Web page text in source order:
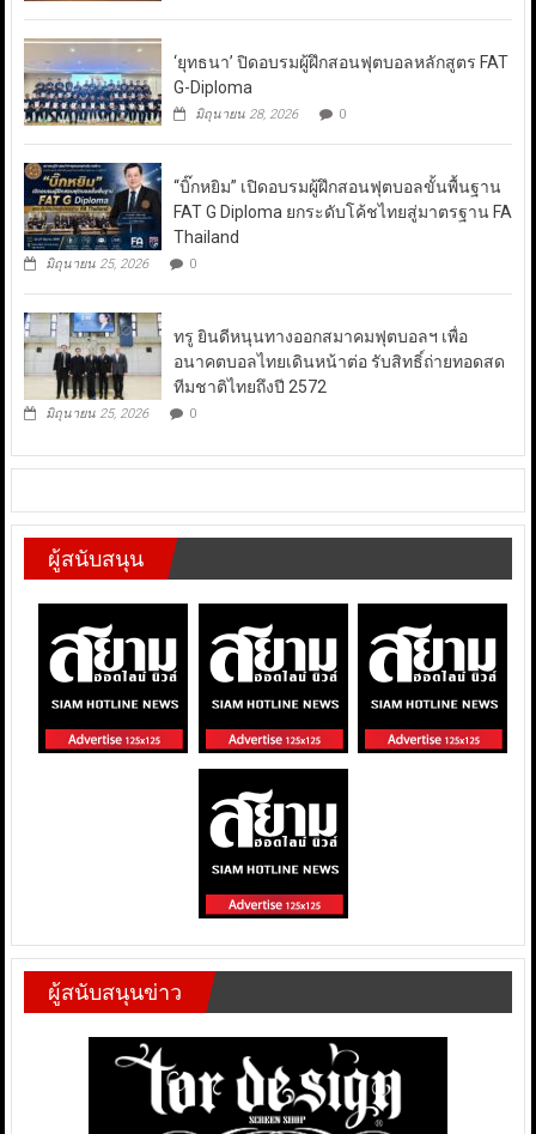
‘ยุทธนา’ ปิดอบรมผู้ฝึกสอนฟุตบอลหลักสูตร FAT
G-Diploma
มิถุนายน 28, 2026 0
“บิ๊กหยิม” เปิดอบรมผู้ฝึกสอนฟุตบอลขั้นพื้นฐาน
FAT G Diploma ยกระดับโค้ชไทยสู่มาตรฐาน FA
Thailand
มิถุนายน 25, 2026 0
ทรู ยินดีหนุนทางออกสมาคมฟุตบอลฯ เพื่อ
อนาคตบอลไทยเดินหน้าต่อ รับสิทธิ์ถ่ายทอดสด
ทีมชาติไทยถึงปี 2572
มิถุนายน 25, 2026 0
ผู้สนับสนุน
ผู้สนับสนุนข่าว